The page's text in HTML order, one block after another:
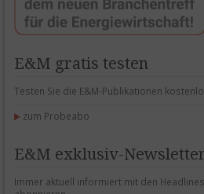
E&M gratis testen
Testen Sie die E&M-Publikationen
zum Probeabo
E&M exklusiv-
Immer aktuell informiert mit den